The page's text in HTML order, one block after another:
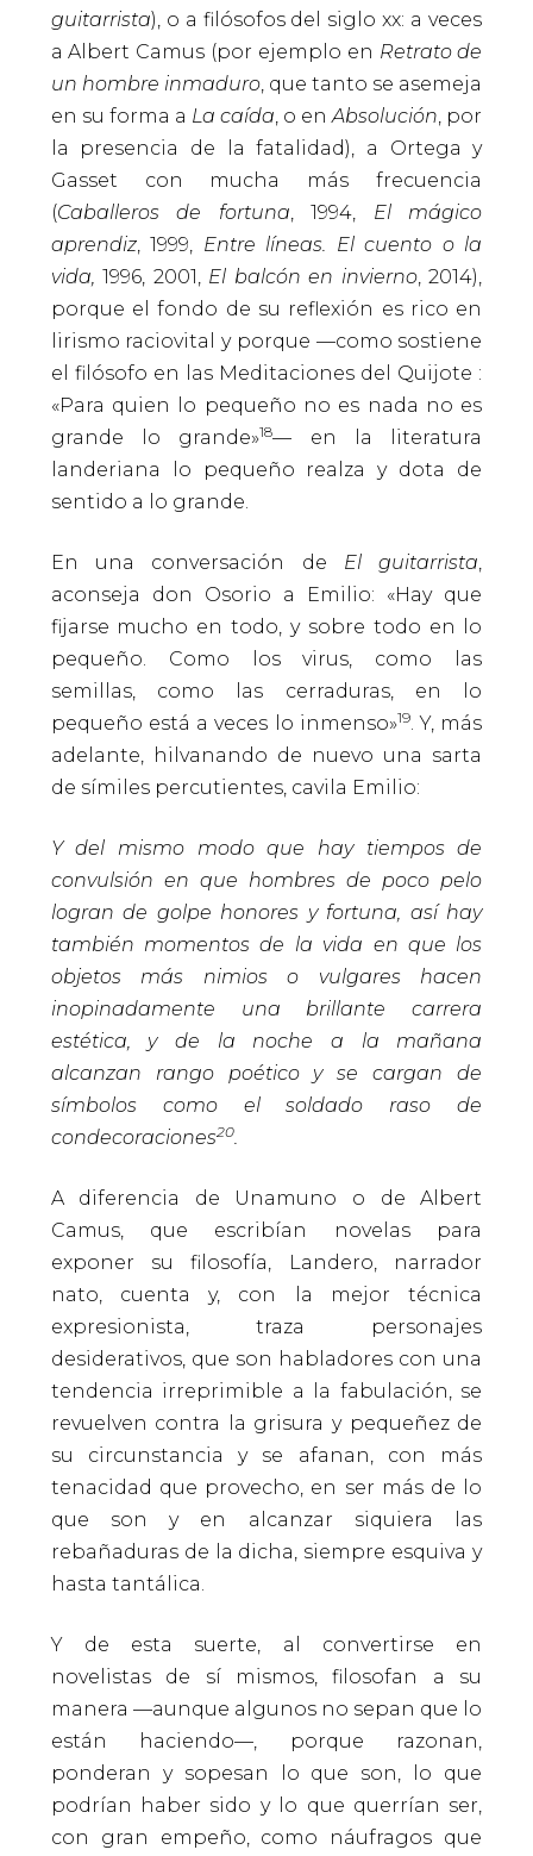
guitarrista), o a filósofos del siglo xx: a veces
a Albert Camus (por ejemplo en Retrato de
un hombre inmaduro, que tanto se asemeja
en su forma a La caída , o enAbsolución , por
la presencia de la fatalidad), a Ortega y
Gasset con mucha más frecuencia
(Caballeros de fortuna , 1994, El mágico
aprendiz, 1999, Entre líneas. El cuento o la
vida, 1996, 2001, El balcón en invierno, 2014),
porque el fondo de su reflexión es rico en
lirismo raciovital y porque —como sostiene
el filósofo en las Meditaciones del Quijote :
«Para quien lo pequeño no es nada no es
grande lo grande»18— en la literatura
landeriana lo pequeño realza y dota de
sentido a lo grande.
En una conversación de El guitarrista
aconseja don Osorio a Emilio: «Hay que
fijarse mucho en todo, y sobre todo en lo
pequeño. Como los virus, como las
semillas, como las cerraduras, en lo
pequeño está a veces lo inmenso»19. Y, más
adelante, hilvanando de nuevo una sarta
de símiles percutientes, cavila Emilio:
Y del mismo modo que hay tiempos de
convulsión en que hombres de poco pelo
logran de golpe honores y fortuna, así hay
también momentos de la vida en que los
objetos más nimios o vulgares hacen
inopinadamente una brillante carrera
estética, y de la noche a la mañana
alcanzan rango poético y se cargan de
símbolos como el soldado raso de
condecoraciones20.
A diferencia de Unamuno o de Albert
Camus, que escribían novelas para
exponer su filosofía, Landero, narrador
nato, cuenta y, con la mejor técnica
expresionista, traza personajes
desiderativos, que son habladores con una
tendencia irreprimible a la fabulación, se
revuelven contra la grisura y pequeñez de
su circunstancia y se afanan, con más
tenacidad que provecho, en ser más de lo
que son y en alcanzar siquiera las
rebañaduras de la dicha, siempre esquiva y
hasta tantálica.
Y de esta suerte, al convertirse en
novelistas de sí mismos, filosofan a su
manera —aunque algunos no sepan que lo
están haciendo—, porque razonan,
ponderan y sopesan lo que son, lo que
podrían haber sido y lo que querrían ser,
con gran empeño, como náufragos que